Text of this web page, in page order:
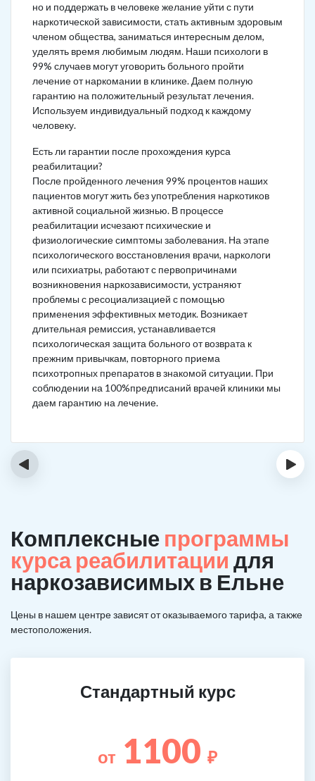
но и поддержать в человеке желание уйти с пути
наркотической зависимости, стать активным здоровым
членом общества, заниматься интересным делом,
уделять время любимым людям. Наши психологи в
99% случаев могут уговорить больного пройти
лечение от наркомании в клинике. Даем полную
гарантию на положительный результат лечения.
Используем индивидуальный подход к каждому
человеку.
Есть ли гарантии после прохождения курса
реабилитации?
После пройденного лечения 99% процентов наших
пациентов могут жить без употребления наркотиков
активной социальной жизнью. В процессе
реабилитации исчезают психические и
физиологические симптомы заболевания. На этапе
психологического восстановления врачи, наркологи
или психиатры, работают с первопричинами
возникновения наркозависимости, устраняют
проблемы с ресоциализацией с помощью
применения эффективных методик. Возникает
длительная ремиссия, устанавливается
психологическая защита больного от возврата к
прежним привычкам, повторного приема
психотропных препаратов в знакомой ситуации. При
соблюдении на 100%предписаний врачей клиники мы
даем гарантию на лечение.
‹ ›
Комплексные программы
курса реабилитации для
наркозависимых в Ельне
Цены в нашем центре зависят от оказываемого тарифа, а также
местоположения.
Стандартный курс
от 1100 ₽